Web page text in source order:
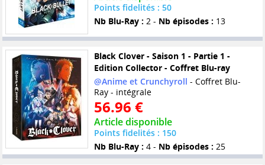
Points fidelités : 50
Nb Blu-Ray : 2 - Nb épisodes : 13
Black Clover - Saison 1 - Partie 1 -
Edition Collector - Coffret Blu-ray
@Anime et Crunchyroll - Coffret Blu-
Ray - intégrale
56.96 €
Article disponible
Points fidelités : 150
Nb Blu-Ray : 4 - Nb épisodes : 25